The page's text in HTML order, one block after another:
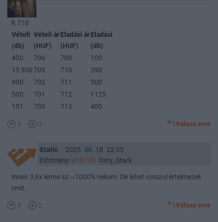
R 710
Vételi
(db)
Vételi ár
(HUF)
Eladási ár
(HUF)
Eladási
(db)
400
706 709
100
15 900705 710
390
900
702 711
500
500
701 712
1125
191
700 713 400
3 0 Válasz erre
Static
2025. 06. 18. 22:35
Előzmény: #16735 Tony_Stark
Innen 3,6x lenne az ~1000% nekem. De lehet rosszul értelmezek
vmit.
4 2 Válasz erre